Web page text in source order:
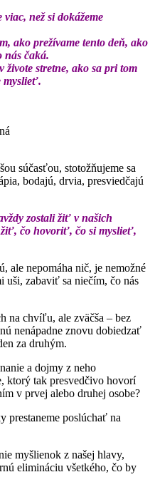
než si dokážeme
ako prežívame tento deň, ako
nás čaká.
živote stretne, ako sa pri tom
myslieť.
súčasťou, stotožňujeme sa
bodajú, drvia, presviedčajú
zostali žiť v našich
čo hovoriť, čo si myslieť,
ale nepomáha nič, je nemožné
uši, zabaviť sa niečím, čo nás
na chvíľu, ale zväčša – bez
nenápadne znovu dobiedzať
za druhým.
a dojmy z neho
ktorý tak presvedčivo hovorí
v prvej alebo druhej osobe?
prestaneme poslúchať na
myšlienok z našej hlavy,
elimináciu všetkého, čo by